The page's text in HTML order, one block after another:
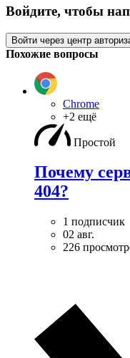
Войдите, чтобы
Войти через центр
Похожие вопросы
Chrome
+2 ещё
Простой
Почему
404?
1 подписчик
02 авг.
226